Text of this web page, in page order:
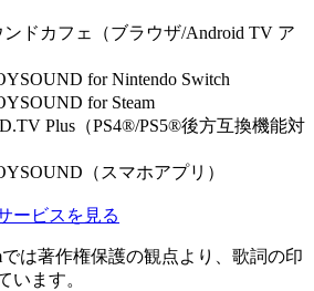
ンドカフェ（ブラウザ/Android TV ア
for Nintendo Switch
for Steam
Plus（PS4®/PS5®後方互換機能対
（スマホアプリ）
ービスを見る
では著作権保護の観点より、歌詞の印
います。